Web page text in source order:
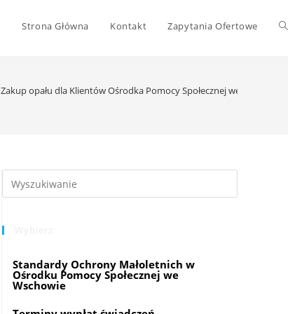
Strona Główna Kontakt Zapytania Ofertowe
Zakup opału dla Klientów Ośrodka Pomocy Społecznej we Wschowie
Escape
Standardy Ochrony Małoletnich w
Ośrodku Pomocy Społecznej we
Wschowie